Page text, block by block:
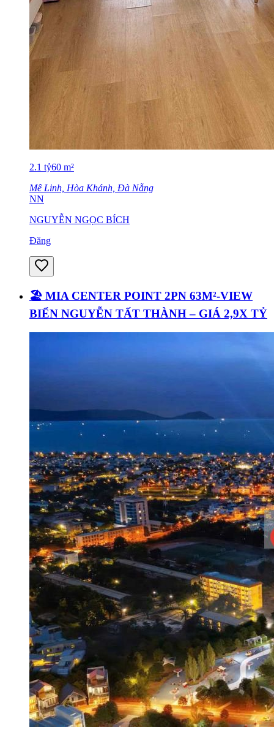
2.1 tỷ60 m²
Mê Linh, Hòa Khánh, Đà Nẵng
NN
NGUYỄN NGỌC BÍCH
Đăng
🏖️ MIA CENTER POINT 2PN 63M²-VIEW
BIỂN NGUYỄN TẤT THÀNH – GIÁ 2,9X TỶ